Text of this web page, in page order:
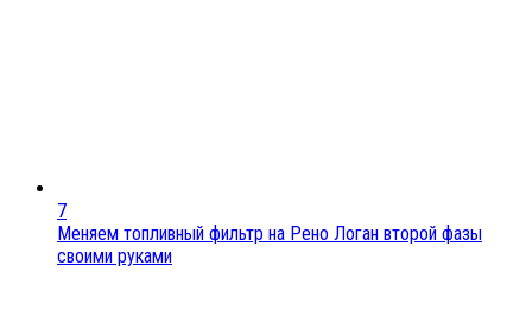
7
Меняем топливный фильтр на Рено Логан второй фазы
своими руками